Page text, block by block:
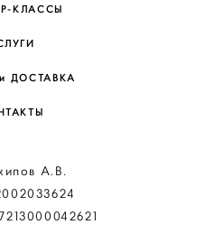
КЛАССЫ
ДОСТАВКА
А.В.